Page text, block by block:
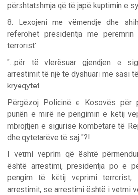
përshtatshmja që të japë kuptimin e
8. Lexojeni me vëmendje dhe
referohet presidentja me
terrorist':
"...për të vlerësuar gjendjen e
arrestimit të një të dyshuari me sasi
kryeqytet.
Përgëzoj Policinë e Kosovës për
punën e mirë në pengimin e këtij
mbrojtjen e sigurisë kombëtare të
dhe qytetarëve të saj.."?!
I vetmi veprim që është
është arrestimi, presidentja po e
pengim të këtij veprimi terrorist,
arrestimit, se arrestimi është i vetmi